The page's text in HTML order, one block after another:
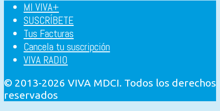
MI VIVA+
SUSCRÍBETE
Tus Facturas
Cancela tu suscripción
VIVA RADIO
© 2013-2026 VIVA MDCI. Todos los derechos
reservados